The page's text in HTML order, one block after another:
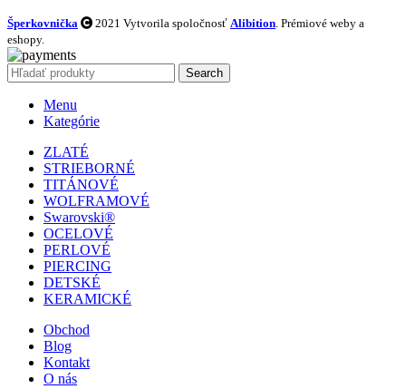
Šperkovnička 2021 Vytvorila spoločnosť Alibition . Prémiové weby a
eshopy.
Search
Menu
Kategórie
ZLATÉ
STRIEBORNÉ
TITÁNOVÉ
WOLFRAMOVÉ
Swarovski®
OCELOVÉ
PERLOVÉ
PIERCING
DETSKÉ
KERAMICKÉ
Obchod
Blog
Kontakt
O nás